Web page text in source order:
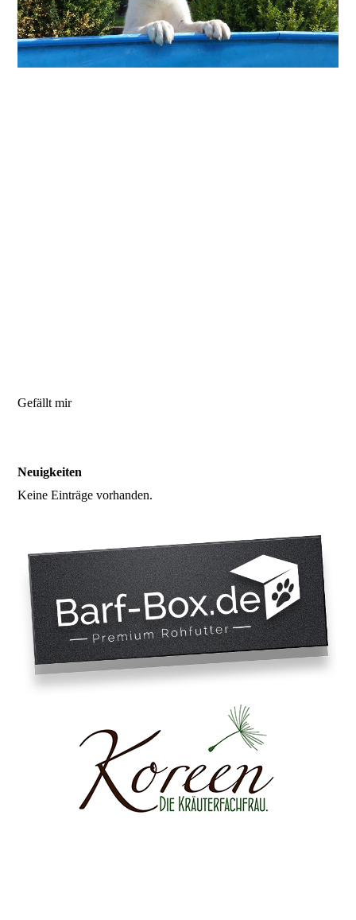
Gefällt mir
Neuigkeiten
Keine Einträge vorhanden.